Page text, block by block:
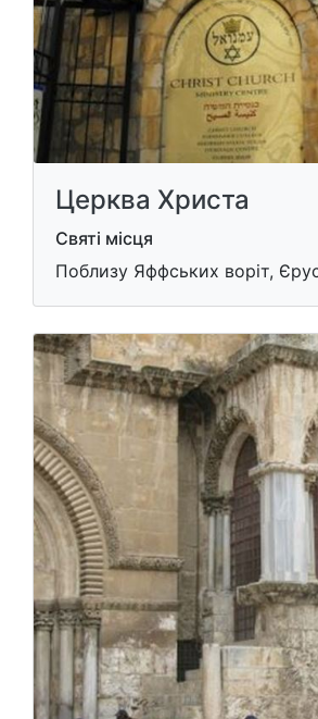
Церква Христа
Святі місця
Поблизу Яффських воріт,